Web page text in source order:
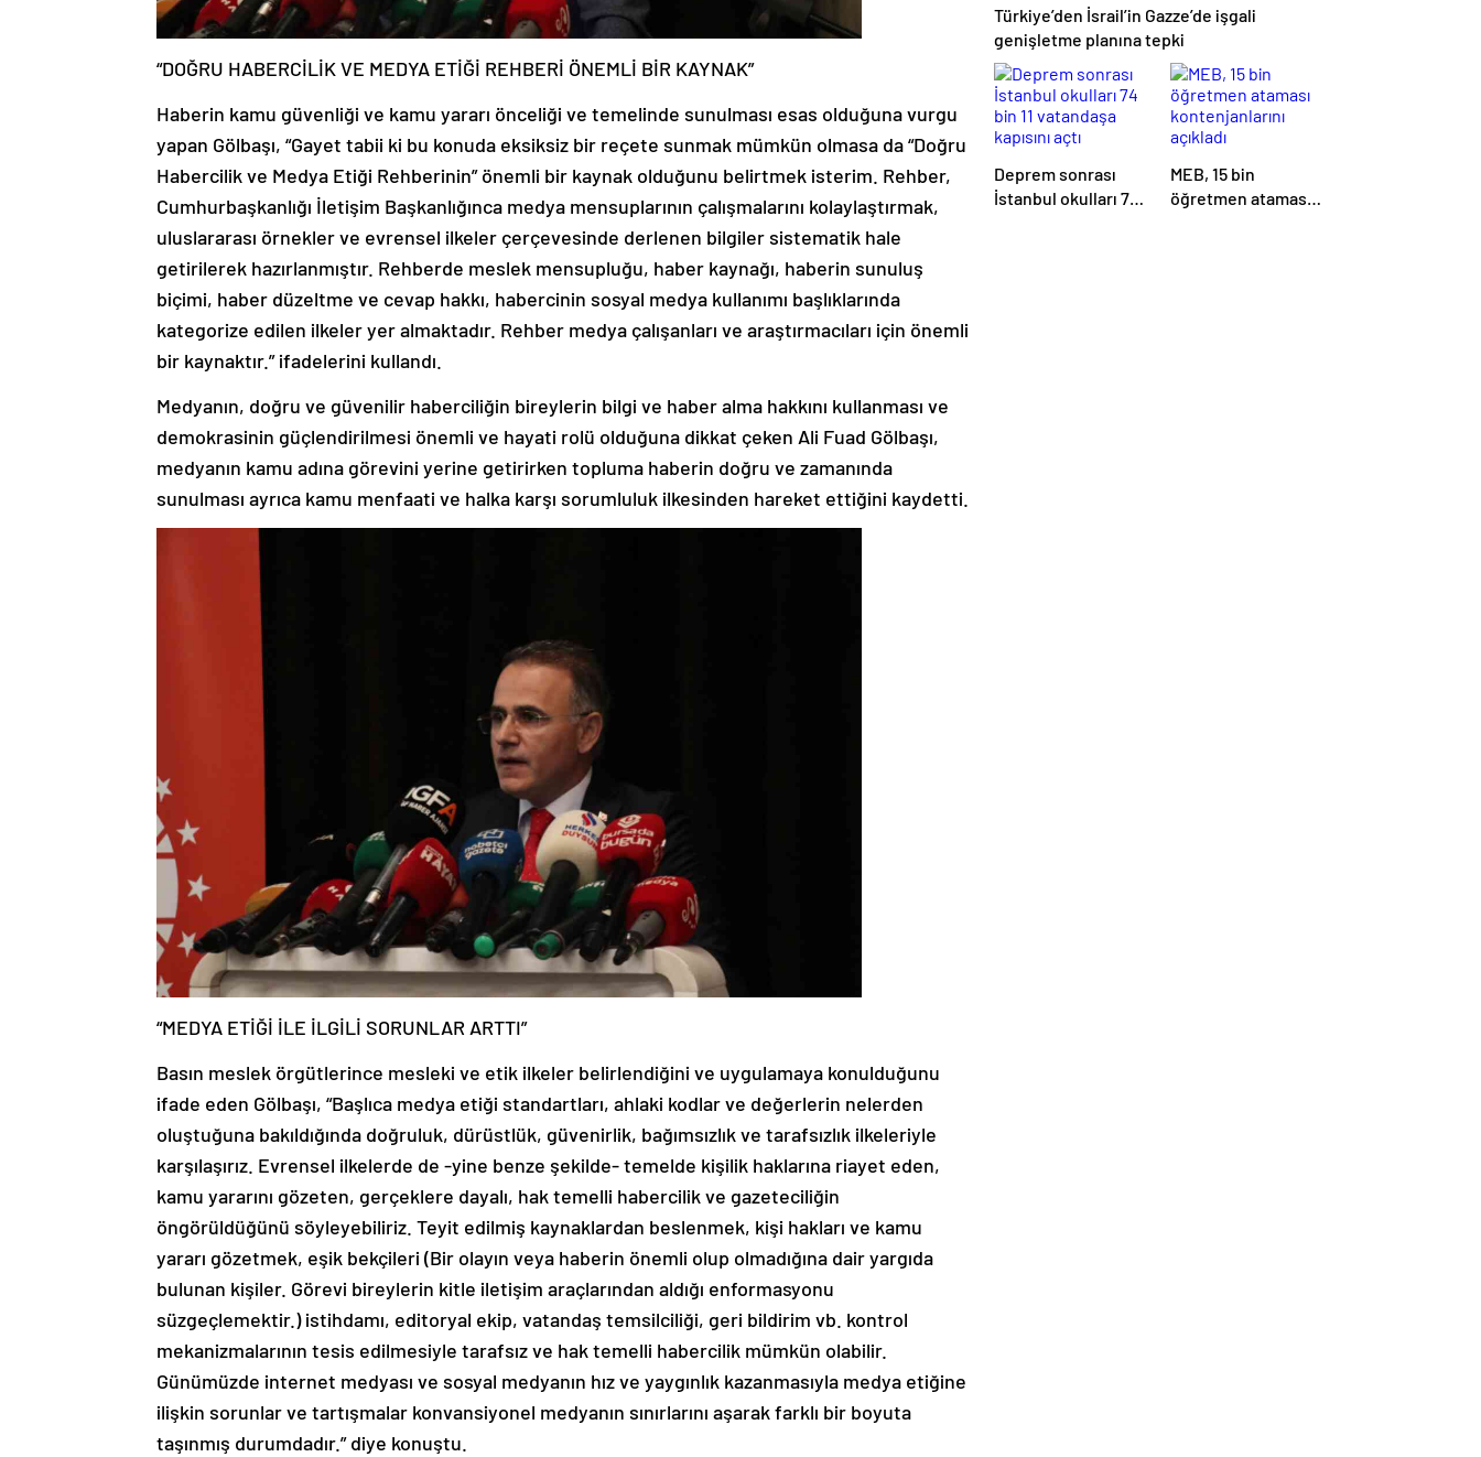
“DOĞRU HABERCİLİK VE MEDYA ETİĞİ REHBERİ ÖNEMLİ BİR KAYNAK”
Haberin kamu güvenliği ve kamu yararı önceliği ve temelinde sunulması esas olduğuna vurgu
yapan Gölbaşı, “Gayet tabii ki bu konuda eksiksiz bir reçete sunmak mümkün olmasa da “Doğru
Habercilik ve Medya Etiği Rehberinin” önemli bir kaynak olduğunu belirtmek isterim. Rehber,
Cumhurbaşkanlığı İletişim Başkanlığınca medya mensuplarının çalışmalarını kolaylaştırmak,
uluslararası örnekler ve evrensel ilkeler çerçevesinde derlenen bilgiler sistematik hale
getirilerek hazırlanmıştır. Rehberde meslek mensupluğu, haber kaynağı, haberin sunuluş
biçimi, haber düzeltme ve cevap hakkı, habercinin sosyal medya kullanımı başlıklarında
kategorize edilen ilkeler yer almaktadır. Rehber medya çalışanları ve araştırmacıları için önemli
bir kaynaktır.” ifadelerini kullandı.
Medyanın, doğru ve güvenilir haberciliğin bireylerin bilgi ve haber alma hakkını kullanması ve
demokrasinin güçlendirilmesi önemli ve hayati rolü olduğuna dikkat çeken Ali Fuad Gölbaşı,
medyanın kamu adına görevini yerine getirirken topluma haberin doğru ve zamanında
sunulması ayrıca kamu menfaati ve halka karşı sorumluluk ilkesinden hareket ettiğini kaydetti.
“MEDYA ETİĞİ İLE İLGİLİ SORUNLAR ARTTI”
Basın meslek örgütlerince mesleki ve etik ilkeler belirlendiğini ve uygulamaya konulduğunu
ifade eden Gölbaşı, “Başlıca medya etiği standartları, ahlaki kodlar ve değerlerin nelerden
oluştuğuna bakıldığında doğruluk, dürüstlük, güvenirlik, bağımsızlık ve tarafsızlık ilkeleriyle
karşılaşırız. Evrensel ilkelerde de -yine benze şekilde- temelde kişilik haklarına riayet eden,
kamu yararını gözeten, gerçeklere dayalı, hak temelli habercilik ve gazeteciliğin
öngörüldüğünü söyleyebiliriz. Teyit edilmiş kaynaklardan beslenmek, kişi hakları ve kamu
yararı gözetmek, eşik bekçileri (Bir olayın veya haberin önemli olup olmadığına dair yargıda
bulunan kişiler. Görevi bireylerin kitle iletişim araçlarından aldığı enformasyonu
süzgeçlemektir.) istihdamı, editoryal ekip, vatandaş temsilciliği, geri bildirim vb. kontrol
mekanizmalarının tesis edilmesiyle tarafsız ve hak temelli habercilik mümkün olabilir.
Günümüzde internet medyası ve sosyal medyanın hız ve yaygınlık kazanmasıyla medya etiğine
ilişkin sorunlar ve tartışmalar konvansiyonel medyanın sınırlarını aşarak farklı bir boyuta
taşınmış durumdadır.” diye konuştu.
Türkiye’den İsrail’in Gazze’de işgali
genişletme planına tepki
Deprem sonrası
İstanbul okulları 74
MEB, 15 bin
öğretmen ataması